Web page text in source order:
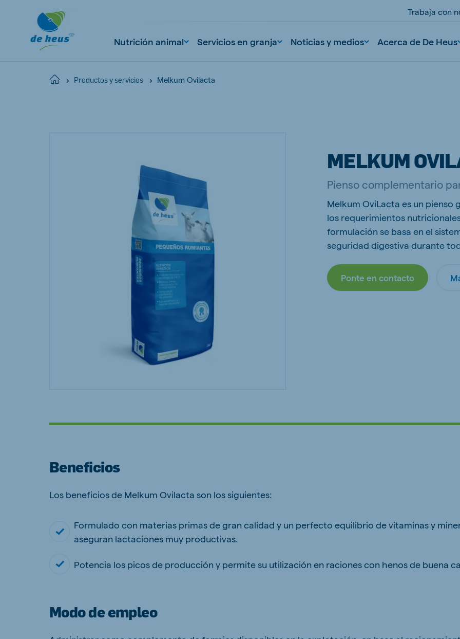
Trabaja con
Nutrición animal Servicios en granja Noticias y medios Acerca de De Heus
Home Productos y servicios Melkum Ovilacta
MELKUM
Pienso complementario
Melkum OviLacta es un pienso
los requerimientos
formulación se basa en el
seguridad digestiva durante
Ponte en contacto
Beneficios
Los beneficios de Melkum Ovilacta son los siguientes:
Formulado con materias primas de gran calidad y un perfecto equilibrio de vitaminas y
aseguran lactaciones muy productivas.
Potencia los picos de producción y permite su utilización en raciones con henos de buena
Modo de empleo
Poland
Polish
Portugal
Portuguese
Spanish
Serbia
Serbian
Slovakia
Slovak
Myanmar
India
Portuguese
Ukraine (Koudijs)
Ukrainian
Russia (Koudijs)
Russian
English